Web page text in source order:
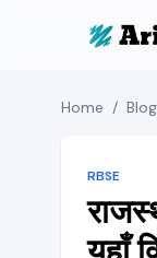
Home /
RBSE